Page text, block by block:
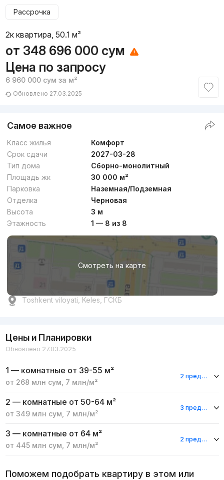
Рассрочка
2к квартира, 50.1 м²
от 348 696 000 сум
Цена по запросу
6 960 000 сум за м²
Обновлено 27.03.2025
Самое важное
Класс жилья
Комфорт
Срок сдачи
2027-03-28
Тип дома
Сборно-монолитный
Площадь жк
30 000 м²
Парковка
Наземная/Подземная
Отделка
Черновая
Высота
3 м
Этажность
1 — 8 из 8
Смотреть на карте
Toshkent viloyati, Keles, ГСКБ
Цены и Планировки
Обновлено 27.03.2025
1 — комнатные от 39-55 м²
от 268 млн сум 7 млн/м²
2 предложения
2 — комнатные от 50-64 м²
от 349 млн сум 7 млн/м²
3 предложения
3 — комнатные от 64 м²
от 445 млн сум 7 млн/м²
2 предложения
Поможем подобрать квартиру в этом или